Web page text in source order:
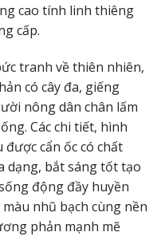
cao tính linh thiêng
cấp.
tranh về thiên nhiên,
có cây đa, giếng
nông dân chân lấm
Các chi tiết, hình
cẩn ốc có chất
dạng, bắt sáng tốt tạo
động đầy huyền
nhũ bạch cùng nền
phản mạnh mẽ